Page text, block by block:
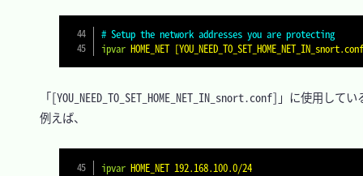
# Setup the network addresses you are protecting
ipvar HOME_NET
「[YOU_NEED_TO_SET_HOME_NET_IN_snort.conf]」に使用して
例えば、
ipvar HOME_NET 192.168.100.0/24